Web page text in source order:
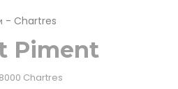
- Chartres
Piment
Chartres